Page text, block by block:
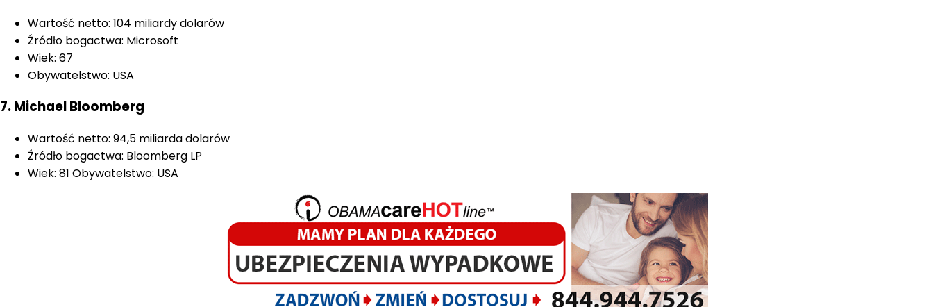
Wartość netto: 104 miliardy dolarów
Źródło bogactwa: Microsoft
Wiek: 67
Obywatelstwo: USA
7. Michael Bloomberg
Wartość netto: 94,5 miliarda dolarów
Źródło bogactwa: Bloomberg LP
Wiek: 81 Obywatelstwo: USA